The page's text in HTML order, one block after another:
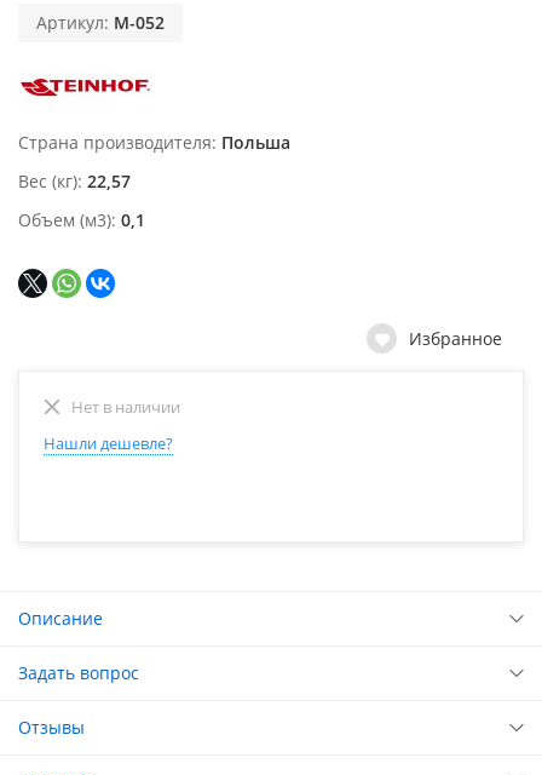
Артикул: M-052
Страна производителя Польша
Вес (кг) 22,57
Объем (м3) 0,1
Избранное
Нет в наличии
Нашли дешевле?
Описание
Задать вопрос
Отзывы